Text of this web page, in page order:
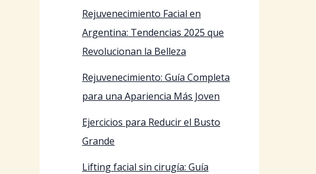
Rejuvenecimiento Facial en
Argentina: Tendencias 2025 que
Revolucionan la Belleza
Rejuvenecimiento: Guía Completa
para una Apariencia Más Joven
Ejercicios para Reducir el Busto
Grande
Lifting facial sin cirugía: Guía